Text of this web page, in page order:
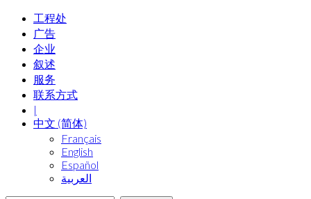
工程处
广告
企业
叙述
服务
联系方式
|
中文 (简体)
Français
English
Español
العربية‏